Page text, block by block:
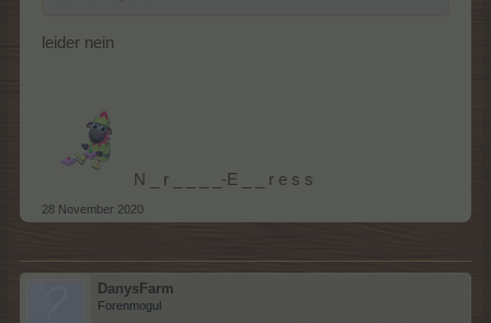
leider nein
N _ r _ _ _ _-E _ _ r e s s
28 November 2020
DanysFarm
Forenmogul